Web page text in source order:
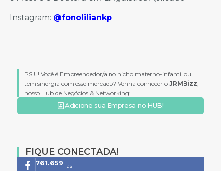
Instagram: @fonoliliankp
PSIU! Você é Empreendedor/a no nicho materno-infantil ou
tem sinergia com esse mercado? Venha conhecer o JRMBizz,
nosso Hub de Negócios & Networking:
Adicione sua Empresa no HUB!
FIQUE CONECTADA!
761.659Fãs